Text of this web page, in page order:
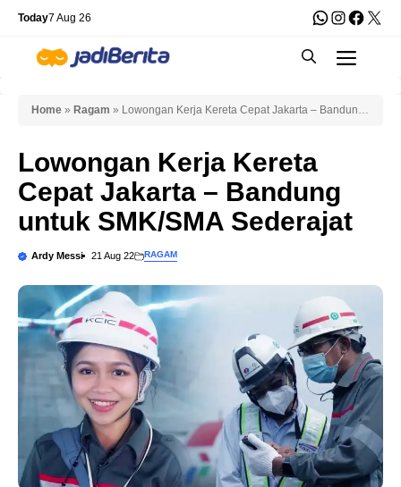
Skip
content
Today7 Aug 26 WhatsApp
X
Home » Ragam » Lowongan Kerja Kereta Cepat Jakarta – Bandung
Lowongan Kerja Kereta
Cepat Jakarta – Bandung
untuk SMK/SMA Sederajat
Ardy Messi 21 Aug 22 RAGAM